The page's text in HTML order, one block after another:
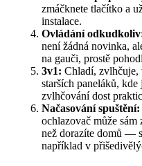
zmáčknete tlačítko a
instalace.
Ovládání
není žádná novinka,
na gauči, prostě
3v1: Chladí,
starších paneláků,
zvlhčování dost
Načasování spuštění:
ochlazovač může
než dorazíte domů —
například v